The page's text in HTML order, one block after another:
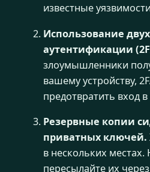
известные
Использование
аутентификации
злоумышленники
вашему устройству,
предотвратить вход
Резервные копии
приватных ключей.
в нескольких местах.
пересылайте их